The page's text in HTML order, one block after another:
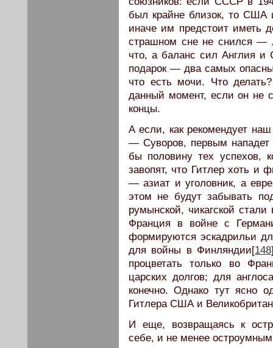
был крайне близок, то США
иначе им предстоит иметь
страшном сне не снился —
что, а баланс сил Англия и
подарок — два самых
что есть мочи. Что
данный момент, если он не
концы.
А если, как рекомендует
— Суворов, первым
бы половину тех успехов,
завопят, что Гитлер хоть и
— азиат и уголовник, а
этом не будут забывать
румынской, чикагской
Франция в войне с
формируются эскадрильи
для войны в Финляндии[148
процветать только во
царских долгов; для
конечно. Однако тут ясно
Гитлера США и
И еще, возвращаясь к
себе, и не менее